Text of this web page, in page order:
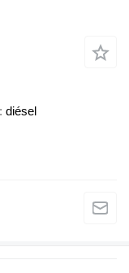
diésel